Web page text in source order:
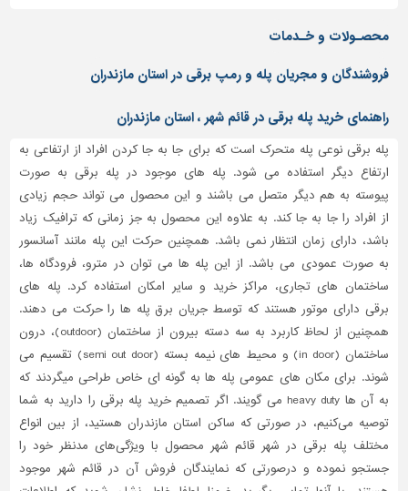
نرده
و
حفاظ
کفپوش
سنگ
سرویس
بهداشتی
ابزار،یراق
و
ماشین
آلات
برقی،روشنایی،ایمنی
محوطه
سازی
و
نما
ساخت
محصـولات و خـدمات
فروشندگان و مجریان پله و رمپ برقی در استان مازندران
راهنمای خرید پله برقی در قائم شهر ، استان مازندران
پله برقی نوعی پله متحرک است که برای جا به جا کردن افراد از ارتفاعی به
ارتفاع دیگر استفاده می شود. پله های موجود در پله برقی به صورت
پیوسته به هم دیگر متصل می باشند و این محصول می تواند حجم زیادی
از افراد را جا به جا کند. به علاوه این محصول به جز زمانی که ترافیک زیاد
باشد، دارای زمان انتظار نمی باشد. همچنین حرکت این پله مانند آسانسور
به صورت عمودی می باشد. از این پله ها می توان در مترو، فرودگاه ها،
ساختمان های تجاری، مراکز خرید و سایر امکان استفاده کرد. پله های
برقی دارای موتور هستند که توسط جریان برق پله ها را حرکت می دهند.
همچنین از لحاظ کاربرد به سه دسته بیرون از ساختمان (outdoor)، درون
ساختمان (in door) و محیط های نیمه بسته (semi out door) تقسیم می
شوند. برای مکان های عمومی پله ها به گونه ای خاص طراحی میگردند که
به آن ها heavy duty می گویند. اگر تصمیم خرید پله برقی را دارید به شما
توصیه می‌کنیم، در صورتی که ساکن استان مازندران هستید، از بین انواع
مختلف پله برقی در شهر قائم شهر محصول با ویژگی‌های مدنظر خود را
جستجو نموده و درصورتی‌ که نمایندگان فروش آن در قائم شهر موجود